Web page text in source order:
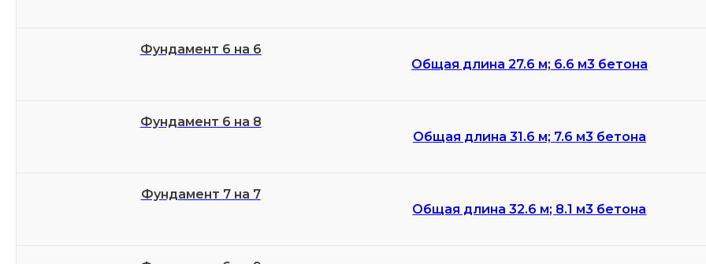
Фундамент 6 на 6
Общая длина 27.6 м; 6.6 м3 бетона
Фундамент 6 на 8
Общая длина 31.6 м; 7.6 м3 бетона
Фундамент 7 на 7
Общая длина 32.6 м; 8.1 м3 бетона